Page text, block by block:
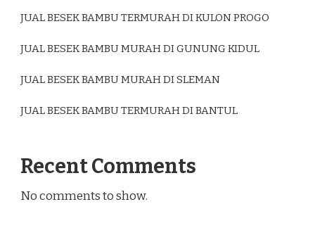
JUAL BESEK BAMBU TERMURAH DI KULON PROGO
JUAL BESEK BAMBU MURAH DI GUNUNG KIDUL
JUAL BESEK BAMBU MURAH DI SLEMAN
JUAL BESEK BAMBU TERMURAH DI BANTUL
Recent Comments
No comments to show.